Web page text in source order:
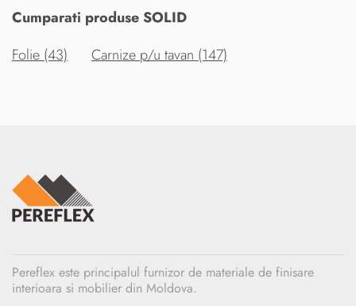
Cumparati produse SOLID
Folie (43)
Carnize p/u tavan (147)
Pereflex este principalul furnizor de materiale de finisare
interioara si mobilier din Moldova.